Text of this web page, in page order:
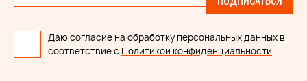
Даю согласие на обработку персональных данных в
соответствие с Политикой конфиденциальности